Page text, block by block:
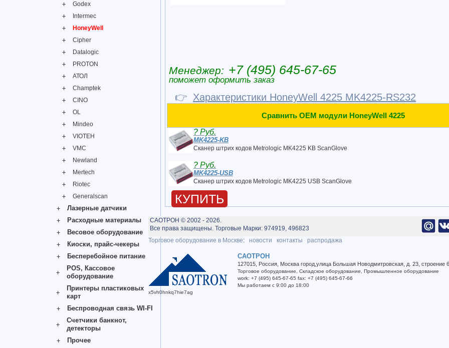
Godex
Intermec
HoneyWell
Cipher
Datalogic
PROTON
АТОЛ
Champtek
CINO
OL
Mindeo
VIOTEH
VMC
Newland
Mertech
Riotec
Generalscan
Лазерные датчики
Расходные материалы
Весовое оборудование
Киоски, прайс-чекеры
Бесперебойное питание
POS, Кассовое
оборудование
Принтеры пластиковых
карт
Беспроводная связь WI-FI
Счетчики банкнот,
детекторы
Прочее
Менеджер: +7 (495) 645-67-65
поможет оформить заказ
👉 Характеристики HoneyWell 4225 MK4225-RS232
Сравнить OEM модули HoneyWell 4225
? Руб.
MK4225-KB
Сканер штрих кодов Metrologic MK4225 KB ScanGlove
? Руб.
MK4225-USB
Сканер штрих кодов Metrologic MK4225 USB ScanGlove
КУПИТЬ
САОТРОН © 2002 - 2026.
Все права защищены. Торговые Марки: 974919, 496823
Торговое оборудование в Москве: новости контакты распродажа
САОТРОН
127015 Россия Москва город улица Большая Новодмитровская, д. 23, строение 6
Торговое оборудование Складское оборудование
Промышленное оборудование
work: +7 (495) 645-67-65 fax: +7 (495) 645-67-66
Мы работаем с 9:00 до 18:00
x5vh0hnkq7hie7ag